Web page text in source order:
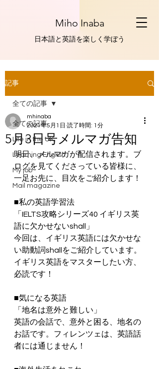
Miho Inaba
​日本語と英語を楽しく学ぼう
記事
全ての記事
Life in the UK
Learning English
My job
Mail magazine
全ての記事
5月3日号メルマガ告知
mhinaba
2021年5月1日 読了時間: 1分
明日、メルマガが配信されます。ブ
ログを見てくださっている皆様に、
一足お先に、目次をご紹介します！
■私の英語学習法
「IELTS攻略シリーズ40 イギリス英
語に欠かせないshall」
今回は、イギリス英語には欠かせな
い助動詞shallをご紹介しています。
イギリス英語をマスターしたい方、
必読です！
■気になる英語
「地名は意外と難しい」
英語の会話で、意外と困る、地名の
お話です。フィレンツェは、英語話
者には通じません！